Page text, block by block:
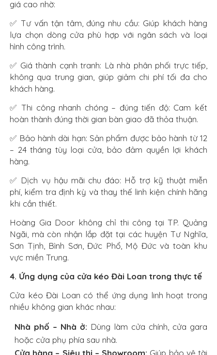
giá cao nhờ:
✅ Tư vấn tận tâm, đúng nhu cầu: Giúp khách hàng
lựa chọn dòng cửa phù hợp với ngân sách và loại
hình công trình.
✅ Giá thành cạnh tranh: Là nhà phân phối trực tiếp,
không qua trung gian, giúp giảm chi phí tối đa cho
khách hàng.
✅ Thi công nhanh chóng – đúng tiến độ: Cam kết
hoàn thành đúng thời gian bàn giao đã thỏa thuận.
✅ Bảo hành dài hạn: Sản phẩm được bảo hành từ 12
– 24 tháng tùy loại cửa, bảo đảm quyền lợi khách
hàng.
✅ Dịch vụ hậu mãi chu đáo: Hỗ trợ kỹ thuật miễn
phí, kiểm tra định kỳ và thay thế linh kiện chính hãng
khi cần thiết.
Hoàng Gia Door không chỉ thi công tại TP. Quảng
Ngãi, mà còn nhận lắp đặt tại các huyện Tư Nghĩa,
Sơn Tịnh, Bình Sơn, Đức Phổ, Mộ Đức và toàn khu
vực miền Trung.
4. Ứng dụng của cửa kéo Đài Loan trong thực tế
Cửa kéo Đài Loan có thể ứng dụng linh hoạt trong
nhiều không gian khác nhau:
Nhà phố – Nhà ở: Dùng làm cửa chính, cửa gara
hoặc cửa phụ phía sau nhà.
Cửa hàng – Siêu thị – Showroom: Giúp bảo vệ tài